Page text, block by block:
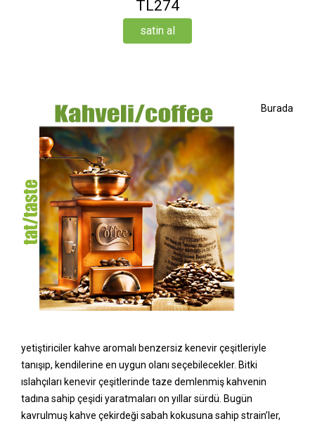
TL274
satin al
Burada
yetiştiriciler kahve aromalı benzersiz kenevir çeşitleriyle
tanışıp, kendilerine en uygun olanı seçebilecekler. Bitki
ıslahçıları kenevir çeşitlerinde taze demlenmiş kahvenin
tadına sahip çeşidi yaratmaları on yıllar sürdü. Bugün
kavrulmuş kahve çekirdeği sabah kokusuna sahip strain’ler,